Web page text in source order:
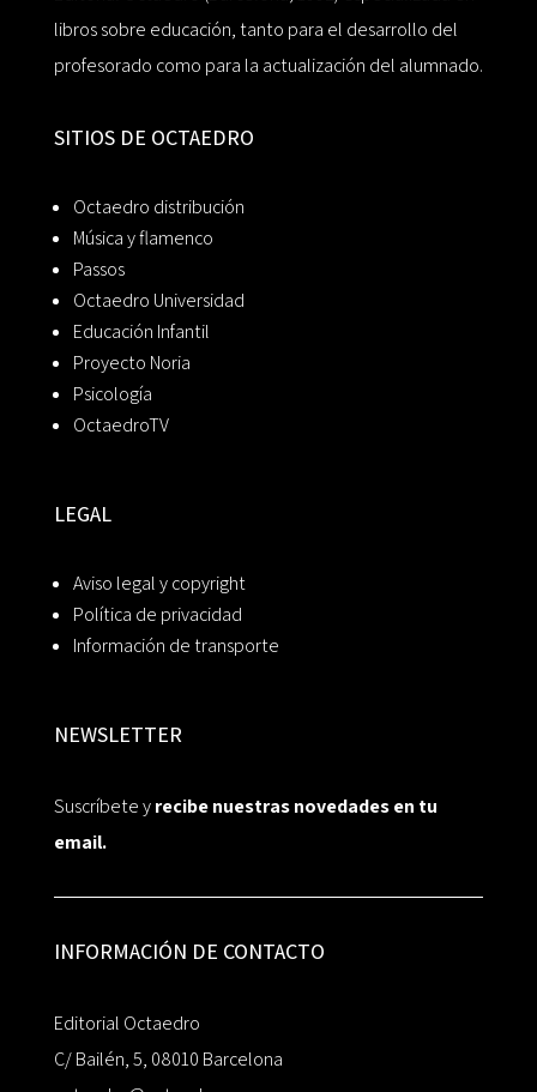
libros sobre educación, tanto para el desarrollo del
profesorado como para la actualización del alumnado.
SITIOS DE OCTAEDRO
Octaedro distribución
Música y flamenco
Passos
Octaedro Universidad
Educación Infantil
Proyecto Noria
Psicología
OctaedroTV
LEGAL
Aviso legal y copyright
Política de privacidad
Información de transporte
NEWSLETTER
Suscríbete yrecibe nuestras novedades en tu
email.
INFORMACIÓN DE CONTACTO
Editorial Octaedro
C/ Bailén, 5, 08010 Barcelona